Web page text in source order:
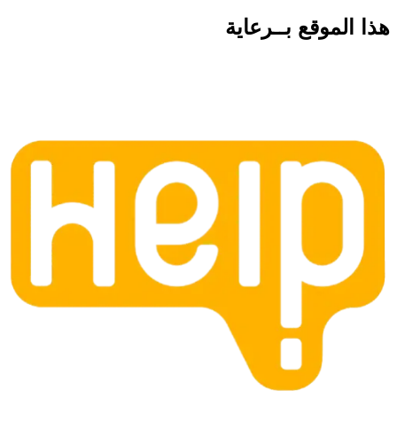
هذا الموقع بــرعاية